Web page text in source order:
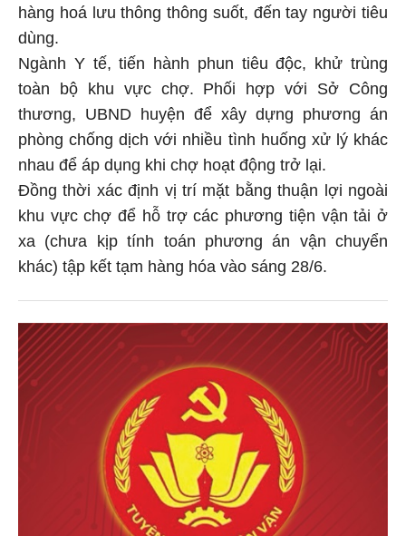
hàng hoá lưu thông thông suốt, đến tay người tiêu
dùng.
Ngành Y tế, tiến hành phun tiêu độc, khử trùng
toàn bộ khu vực chợ. Phối hợp với Sở Công
thương, UBND huyện để xây dựng phương án
phòng chống dịch với nhiều tình huống xử lý khác
nhau để áp dụng khi chợ hoạt động trở lại.
Đồng thời xác định vị trí mặt bằng thuận lợi ngoài
khu vực chợ để hỗ trợ các phương tiện vận tải ở
xa (chưa kịp tính toán phương án vận chuyển
khác) tập kết tạm hàng hóa vào sáng 28/6.